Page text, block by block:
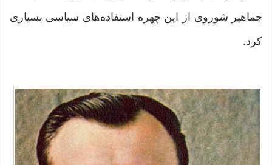
جماهیر شوروی از این چهره استفاده‌های سیاسی بسیاری
کرد.